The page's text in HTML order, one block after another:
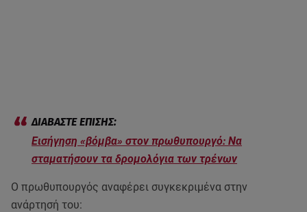
Εισήγηση «βόμβα» στον πρωθυπουργό: Να
σταματήσουν τα δρομολόγια των τρένων
Ο πρωθυπουργός αναφέρει συγκεκριμένα στην
ανάρτησή του: